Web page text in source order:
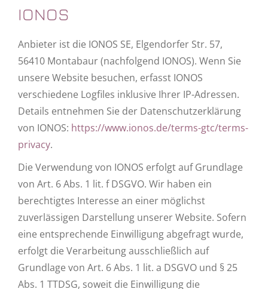
IONOS
Anbieter ist die IONOS SE, Elgendorfer Str. 57,
56410 Montabaur (nachfolgend IONOS). Wenn Sie
unsere Website besuchen, erfasst IONOS
verschiedene Logfiles inklusive Ihrer IP-Adressen.
Details entnehmen Sie der Datenschutzerklärung
von IONOS: https://www.ionos.de/terms-gtc/terms-
privacy.
Die Verwendung von IONOS erfolgt auf Grundlage
von Art. 6 Abs. 1 lit. f DSGVO. Wir haben ein
berechtigtes Interesse an einer möglichst
zuverlässigen Darstellung unserer Website. Sofern
eine entsprechende Einwilligung abgefragt wurde,
erfolgt die Verarbeitung ausschließlich auf
Grundlage von Art. 6 Abs. 1 lit. a DSGVO und § 25
Abs. 1 TTDSG, soweit die Einwilligung die